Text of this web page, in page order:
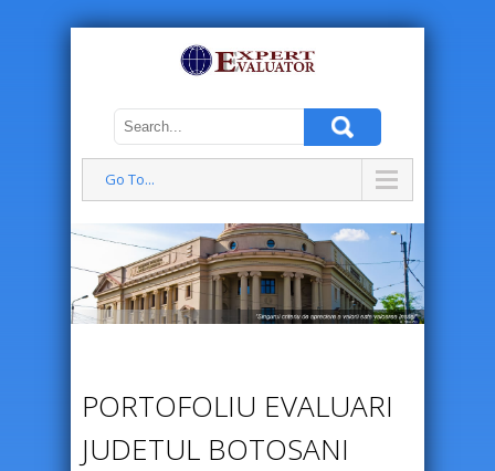
Go To...
PORTOFOLIU EVALUARI
JUDETUL BOTOSANI